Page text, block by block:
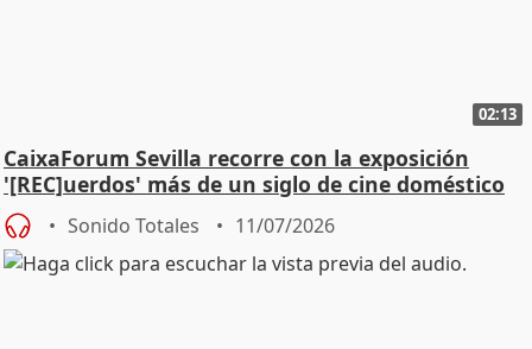
02:13
CaixaForum Sevilla recorre con la exposición
'[REC]uerdos' más de un siglo de cine doméstico
Sonido Totales 11/07/2026